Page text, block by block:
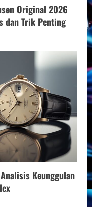
Original 2026
dan Trik Penting
Keunggulan